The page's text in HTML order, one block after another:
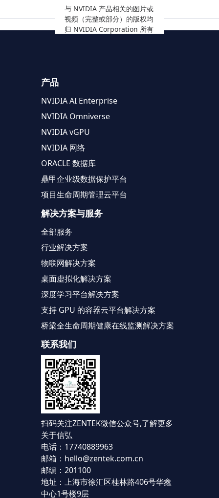
与 NVIDIA 产品相关的图片或
视频（完整或部分）的版权均
归 NVIDIA Corporation 所有
产品
NVIDIA AI Enterprise
NVIDIA Omniverse
NVIDIA vGPU
NVIDIA 网络
ORACLE 数据库
鼎甲企业级数据保护平台
项目生命周期管理云平台
解决方案与服务
全部服务
行业解决方案
物联网解决方案
桌面虚拟化解决方案
深度学习平台解决方案
支持 GPU 的容器云平台解决方案
桥梁全生命周期健康在线监测解决方案
联系我们
扫码关注ZENTEK微信公众号,了解更多
关于信弘
电话：17740889963
邮箱：hello@zentek.com.cn
邮编：201100
地址：上海市徐汇区桂林路406号华鑫
中心1号楼9层